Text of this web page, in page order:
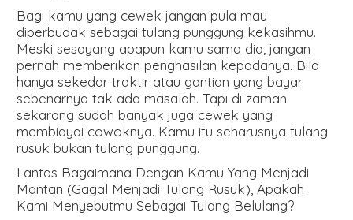
Bagi kamu yang cewek jangan pula mau
diperbudak sebagai tulang punggung kekasihmu.
Meski sesayang apapun kamu sama dia, jangan
pernah memberikan penghasilan kepadanya. Bila
hanya sekedar traktir atau gantian yang bayar
sebenarnya tak ada masalah. Tapi di zaman
sekarang sudah banyak juga cewek yang
membiayai cowoknya. Kamu itu seharusnya tulang
rusuk bukan tulang punggung.
Lantas Bagaimana Dengan Kamu Yang Menjadi
Mantan (Gagal Menjadi Tulang Rusuk), Apakah
Kami Menyebutmu Sebagai Tulang Belulang?